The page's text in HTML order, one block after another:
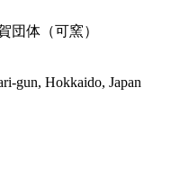
団体（可窯）
gun, Hokkaido, Japan